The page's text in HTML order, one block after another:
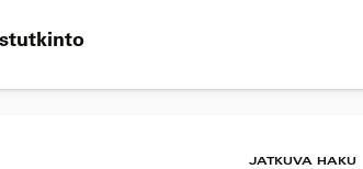
JATKUVA HAKU